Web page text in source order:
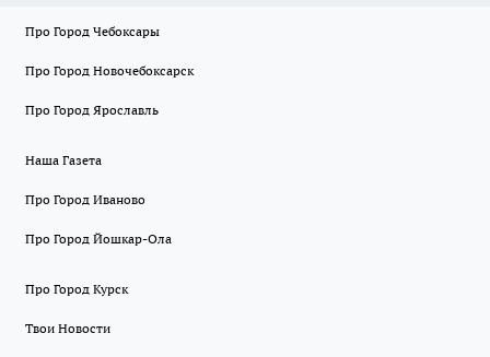
Про Город Чебоксары
Про Город Новочебоксарск
Про Город Ярославль
Наша Газета
Про Город Иваново
Про Город Йошкар-Ола
Про Город Курск
Твои Новости